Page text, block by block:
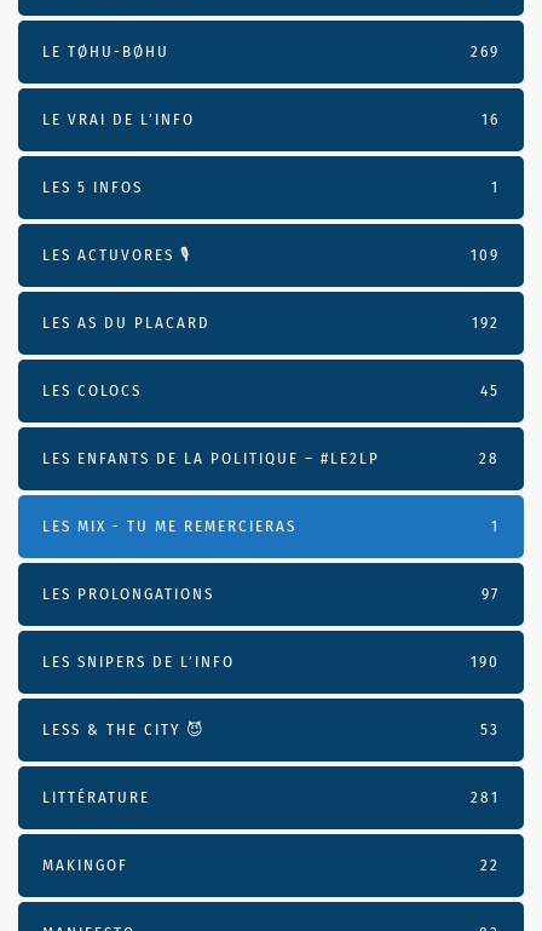
LE TØHU-BØHU 269
LE VRAI DE L’INFO 16
LES 5 INFOS 1
LES ACTUVORES 🎙 109
LES AS DU PLACARD 192
LES COLOCS 45
LES ENFANTS DE LA POLITIQUE – #LE2LP 28
LES MIX - TU ME REMERCIERAS 1
LES PROLONGATIONS 97
LES SNIPERS DE L’INFO 190
LESS & THE CITY 😈 53
LITTÉRATURE 281
MAKINGOF 22